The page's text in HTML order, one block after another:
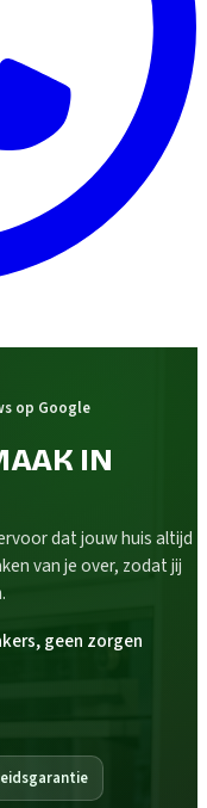
op Google
IN
dat jouw huis altijd
van je over, zodat jij
geen zorgen